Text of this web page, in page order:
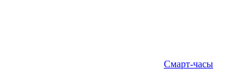
Смарт-часы